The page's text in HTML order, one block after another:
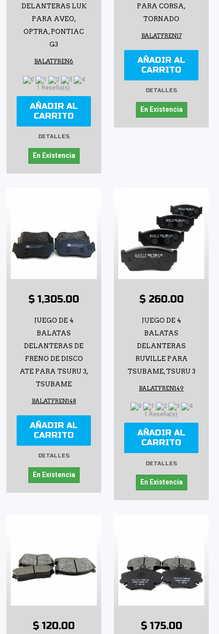
DELANTERAS LUK
PARA AVEO,
OPTRA, PONTIAC
G3
BALATFREN6
1 Reseña(s)
AÑADIR AL
CARRITO
DETALLES
En Existencia
PARA CORSA,
TORNADO
BALATFREN17
AÑADIR AL
CARRITO
DETALLES
En Existencia
$ 1,305.00
JUEGO DE 4
BALATAS
DELANTERAS DE
FRENO DE DISCO
ATE PARA TSURU 3,
TSUBAME
BALATFREN148
AÑADIR AL
CARRITO
DETALLES
En Existencia
$ 260.00
JUEGO DE 4
BALATAS
DELANTERAS
RUVILLE PARA
TSUBAME, TSURU 3
BALATFREN149
1 Reseña(s)
AÑADIR AL
CARRITO
DETALLES
En Existencia
$ 120.00 $ 175.00